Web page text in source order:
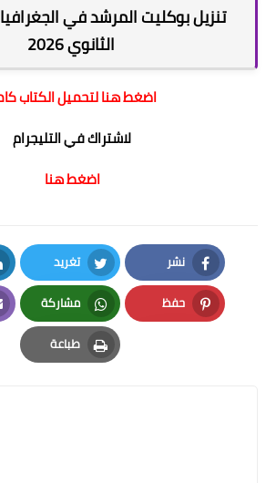
تنزيل بوكليت المرشد في
الثانوي 2026
اضغط هنا لتحميل الكتاب
لاشتراك في التليجرام
اضغط هنا
نشر
Facebook
تغريد
Twitter
حفظ
Pinterest
مشاركة
Whatsapp
طباعة
Print